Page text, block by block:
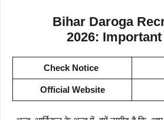
Bihar Daroga
2026:
Check Notice
Official Website